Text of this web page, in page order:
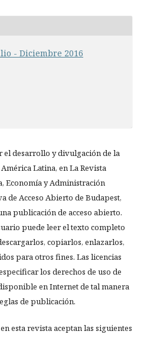
- Diciembre 2016
desarrollo y divulgación de la
Latina, en La Revista
Economía y Administración
de Acceso Abierto de Budapest,
publicación de acceso abierto.
puede leer el texto completo
copiarlos, enlazarlos,
para otros fines. Las licencias
los derechos de uso de
en Internet de tal manera
de publicación.
esta revista aceptan las siguientes